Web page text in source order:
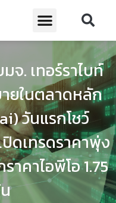
จ. เทอร์ราไบท์
ยในตลาดหลัก
วันแรกโชว์
ดเทรดราคาพุ่ง
าคาไอพีโอ 1.75